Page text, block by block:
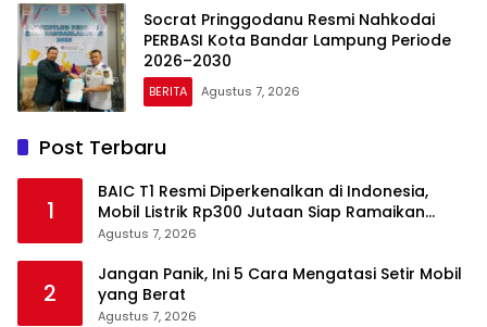
Socrat Pringgodanu Resmi Nahkodai
PERBASI Kota Bandar Lampung Periode
2026–2030
BERITA Agustus 7, 2026
Post Terbaru
1
BAIC T1 Resmi Diperkenalkan di Indonesia,
Mobil Listrik Rp300 Jutaan Siap Ramaikan
Pasar EV
Agustus 7, 2026
2
Jangan Panik, Ini 5 Cara Mengatasi Setir Mobil
yang Berat
Agustus 7, 2026